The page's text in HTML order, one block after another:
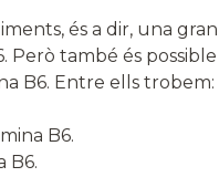
és a dir, una gran
també és possible
B6. Entre ells trobem:
B6.
B6.